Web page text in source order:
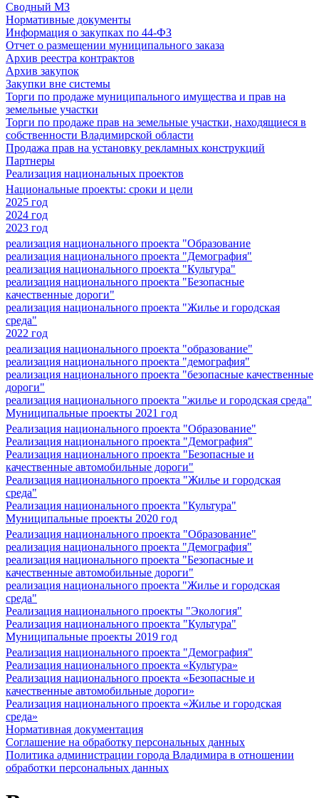
Сводный МЗ
Нормативные документы
Информация о закупках по 44-ФЗ
Отчет о размещении муниципального заказа
Архив реестра контрактов
Архив закупок
Закупки вне системы
Торги по продаже муниципального имущества и прав на
земельные участки
Торги по продаже прав на земельные участки, находящиеся в
собственности Владимирской области
Продажа прав на установку рекламных конструкций
Партнеры
Реализация национальных проектов
Национальные проекты: сроки и цели
2025 год
2024 год
2023 год
реализация национального проекта "Образование
реализация национального проекта "Демография"
реализация национального проекта "Культура"
реализация национального проекта "Безопасные
качественные дороги"
реализация национального проекта "Жилье и городская
среда"
2022 год
реализация национального проекта "образование"
реализация национального проекта "демография"
реализация национального проекта "безопасные качественные
дороги"
реализация национального проекта "жилье и городская среда"
Муниципальные проекты 2021 год
Реализация национального проекта "Образование"
Реализация национального проекта "Демография"
Реализация национального проекта "Безопасные и
качественные автомобильные дороги"
Реализация национального проекта "Жилье и городская
среда"
Реализация национального проекта "Культура"
Муниципальные проекты 2020 год
Реализация национального проекта "Образование"
реализация национального проекта "Демография"
реализация национального проекта "Безопасные и
качественные автомобильные дороги"
реализация национального проекта "Жилье и городская
среда"
Реализация национального проекты "Экология"
Реализация национального проекта "Культура"
Муниципальные проекты 2019 год
Реализация национального проекта "Демография"
Реализация национального проекта «Культура»
Реализация национального проекта «Безопасные и
качественные автомобильные дороги»
Реализация национального проекта «Жилье и городская
среда»
Нормативная документация
Соглашение на обработку персональных данных
Политика администрации города Владимира в отношении
обработки персональных данных